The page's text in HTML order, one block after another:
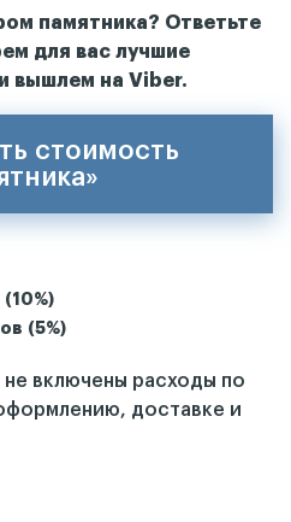
памятника? Ответьте
для вас лучшие
вышлем на Viber.
стоимость
(5%)
не включены расходы по
доставке и